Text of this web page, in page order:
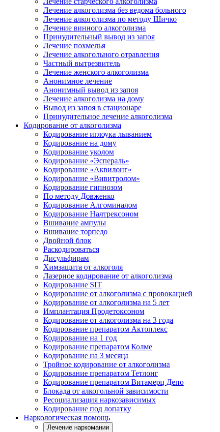
Лечение алкоголизма без ведома больного
Лечение алкоголизма по методу Шичко
Лечение винного алкоголизма
Принудительный вывод из запоя
Лечение похмелья
Лечение алкогольного отравления
Частный вытрезвитель
Лечение женского алкоголизма
Анонимное лечение
Анонимный вывод из запоя
Лечение алкоголизма на дому
Вывод из запоя в стационаре
Принудительное лечение алкоголизма
Кодирование от алкоголизма
Кодирование иглоука лыванием
Кодирование на дому
Кодирование уколом
Кодирование «Эспераль»
Кодирование «Аквилонг»
Кодирование «Вивитролом»
Кодирование гипнозом
По методу Довженко
Кодирование Алгоминалом
Кодирование Налтрексоном
Вшивание ампулы
Вшивание торпедо
Двойной блок
Раскодироваться
Дисульфирам
Химзащита от алкоголя
Лазерное кодирование от алкоголизма
Кодирование SIT
Кодирование от алкоголизма с провокацией
Кодирование от алкоголизма на 5 лет
Имплантация Продетоксоном
Кодирование от алкоголизма на 3 года
Кодирование препаратом Актоплекс
Кодирование на 1 год
Кодирование препаратом Колме
Кодирование на 3 месяца
Тройное кодирование от алкоголизма
Кодирование препаратом Тетлонг
Кодирование препаратом Витамерц Депо
Блокада от алкогольной зависимости
Ресоциализация наркозависимых
Кодирование под лопатку
Наркологическая помощь
Лечение наркомании